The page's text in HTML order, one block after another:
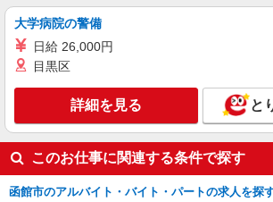
大学病院の警備
日給 26,000円
目黒区
詳細を見る と
このお仕事に関連する条件で探す
函館市のアルバイト・バイト・パートの求人を探